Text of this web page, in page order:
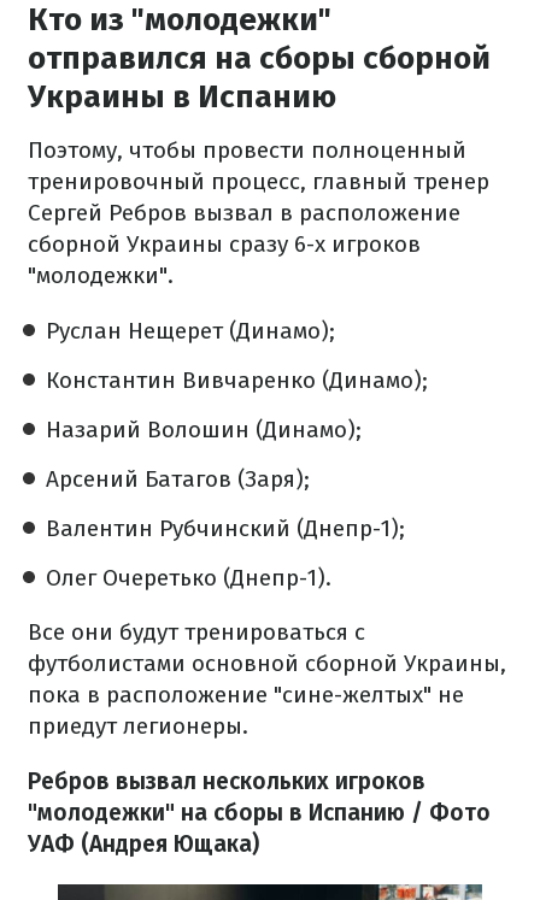
Кто из "молодежки"
отправился на сборы сборной
Украины в Испанию
Поэтому, чтобы провести полноценный
тренировочный процесс, главный тренер
Сергей Ребров вызвал в расположение
сборной Украины сразу 6-х игроков
"молодежки".
Руслан Нещерет (Динамо);
Константин Вивчаренко (Динамо);
Назарий Волошин (Динамо);
Арсений Батагов (Заря);
Валентин Рубчинский (Днепр-1);
Олег Очеретько (Днепр-1).
Все они будут тренироваться с
футболистами основной сборной Украины,
пока в расположение "сине-желтых" не
приедут легионеры.
Ребров вызвал нескольких игроков
"молодежки" на сборы в Испанию / Фото
УАФ (Андрея Ющака)